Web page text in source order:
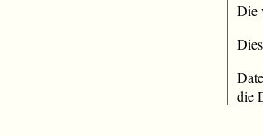
Die
die